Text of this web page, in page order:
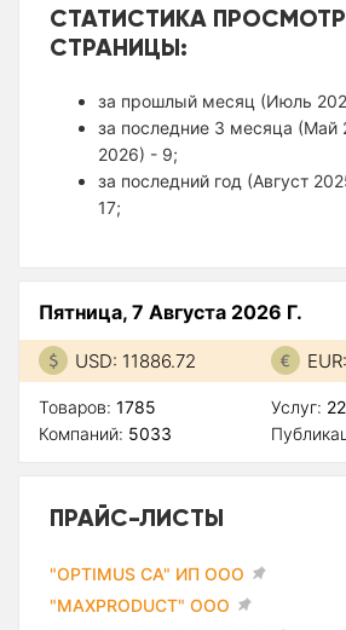
СТАТИСТИКА
СТРАНИЦЫ:
за прошлый месяц (Июль
за последние 3 месяца
2026) - 9;
за последний год (Август
17;
Пятница, 7 Августа 2026 Г.
USD: 11886.72
Товаров: 1785
Компаний: 5033
Услуг: 22
ПРАЙС-ЛИСТЫ
"OPTIMUS CA" ИП ООО
"MAXPRODUCT" ООО